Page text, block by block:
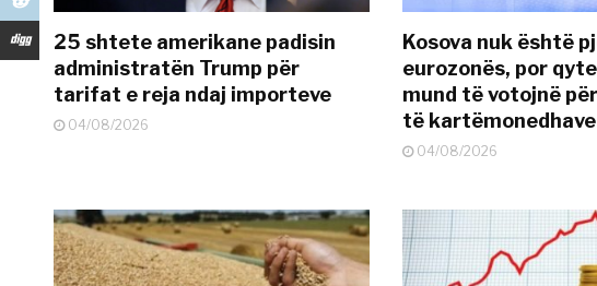
25 shtete amerikane padisin
administratën Trump për
tarifat e reja ndaj importeve
04/08/2026
Kosova nuk është
eurozonës, por
mund të votojnë
të
04/08/2026